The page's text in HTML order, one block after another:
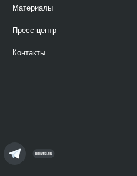
Материалы
Пресс-центр
Контакты